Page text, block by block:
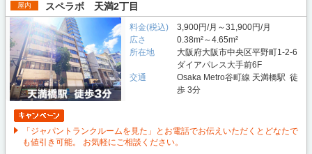
屋内 スペラボ 天満2丁目
料金(税込)
3,900円/月～31,900円/月
広さ
0.38m²～4.65m²
所在地
大阪府大阪市中央区平野町1-2-6
ダイアパレス大手前6F
交通
Osaka Metro谷町線 天満橋駅 徒
歩 3分
「ジャパントランクルームを見た」とお電話でお伝えいただくとどなたで
も値引き可能。 お気軽にご相談ください。